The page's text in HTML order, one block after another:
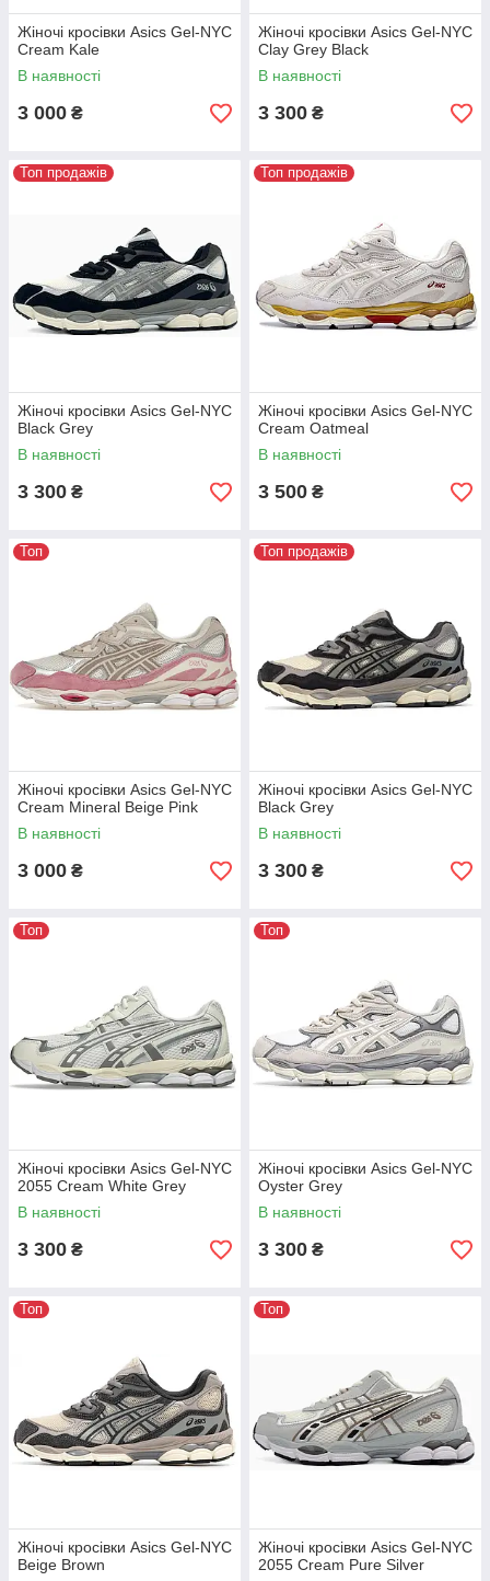
Жіночі кросівки Asics Gel-NYC
Cream Kale
В наявності
3 000 ₴
Жіночі кросівки Asics Gel-NYC
Clay Grey Black
В наявності
3 300 ₴
Топ продажів
Жіночі кросівки Asics Gel-NYC
Black Grey
В наявності
3 300 ₴
Топ продажів
Жіночі кросівки Asics Gel-NYC
Cream Oatmeal
В наявності
3 500 ₴
Топ
Жіночі кросівки Asics Gel-NYC
Cream Mineral Beige Pink
В наявності
3 000 ₴
Топ продажів
Жіночі кросівки Asics Gel-NYC
Black Grey
В наявності
3 300 ₴
Топ
Жіночі кросівки Asics Gel-NYC
2055 Cream White Grey
В наявності
3 300 ₴
Топ
Жіночі кросівки Asics Gel-NYC
Oyster Grey
В наявності
3 300 ₴
Топ
Жіночі кросівки Asics Gel-NYC
Beige Brown
Топ
Жіночі кросівки Asics Gel-NYC
2055 Cream Pure Silver